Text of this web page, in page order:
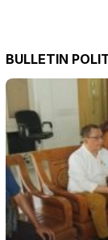
BULLETIN